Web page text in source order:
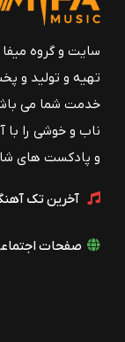
تهیه و تولید و
خدمت شما می
ناب و خوشی را
و پادکست های
آخرین تک
صفحات